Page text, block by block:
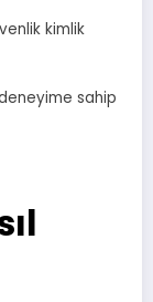
kimlik
sahip